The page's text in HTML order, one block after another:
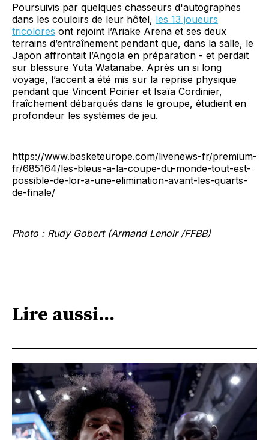
Poursuivis par quelques chasseurs d'autographes
dans les couloirs de leur hôtel, les 13 joueurs
tricolores ont rejoint l’Ariake Arena et ses deux
terrains d’entraînement pendant que, dans la salle, le
Japon affrontait l’Angola en préparation - et perdait
sur blessure Yuta Watanabe. Après un si long
voyage, l’accent a été mis sur la reprise physique
pendant que Vincent Poirier et Isaïa Cordinier,
fraîchement débarqués dans le groupe, étudient en
profondeur les systèmes de jeu.
https://www.basketeurope.com/livenews-fr/premium-
fr/685164/les-bleus-a-la-coupe-du-monde-tout-est-
possible-de-lor-a-une-elimination-avant-les-quarts-
de-finale/
Photo : Rudy Gobert (Armand Lenoir /FFBB)
Lire aussi...